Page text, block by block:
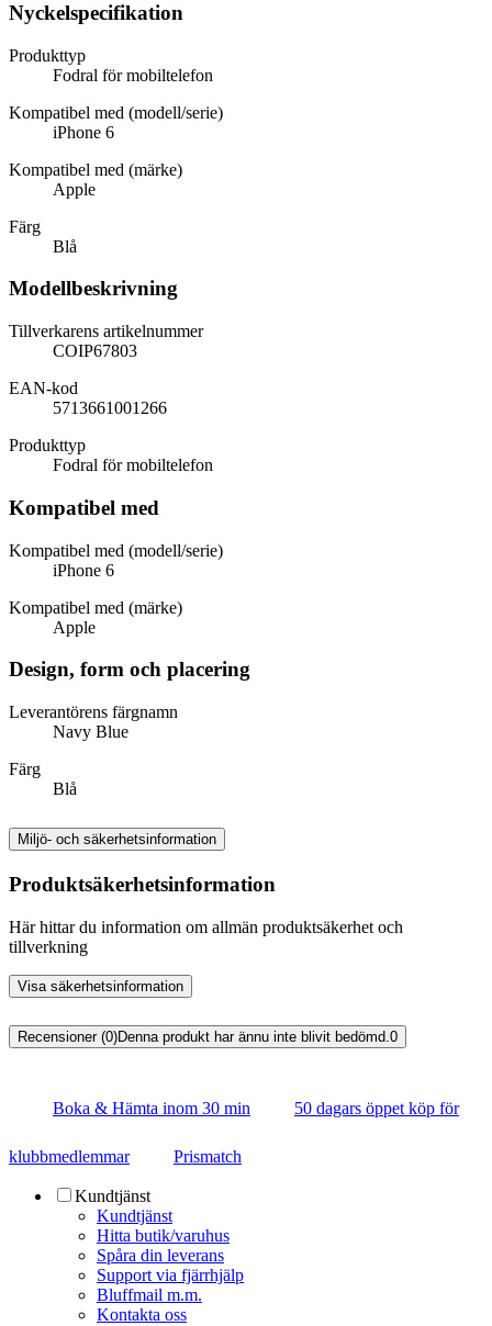
Nyckelspecifikation
Produkttyp
Fodral för mobiltelefon
Kompatibel med (modell/serie)
iPhone 6
Kompatibel med (märke)
Apple
Färg
Blå
Modellbeskrivning
Tillverkarens artikelnummer
COIP67803
EAN-kod
5713661001266
Produkttyp
Fodral för mobiltelefon
Kompatibel med
Kompatibel med (modell/serie)
iPhone 6
Kompatibel med (märke)
Apple
Design, form och placering
Leverantörens färgnamn
Navy Blue
Färg
Blå
Miljö- och säkerhetsinformation
Produktsäkerhetsinformation
Här hittar du information om allmän produktsäkerhet och
tillverkning
Visa säkerhetsinformation
Recensioner (0)Denna produkt har ännu inte blivit bedömd.0
Boka & Hämta inom 30 min 50 dagars öppet köp för
klubbmedlemmar Prismatch
Kundtjänst
Kundtjänst
Hitta butik/varuhus
Spåra din leverans
Support via fjärrhjälp
Bluffmail m.m.
Kontakta oss